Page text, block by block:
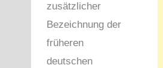
zusätzlicher
Bezeichnung der
früheren
deutschen